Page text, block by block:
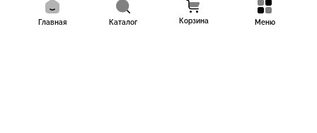
Главная Каталог Корзина Меню